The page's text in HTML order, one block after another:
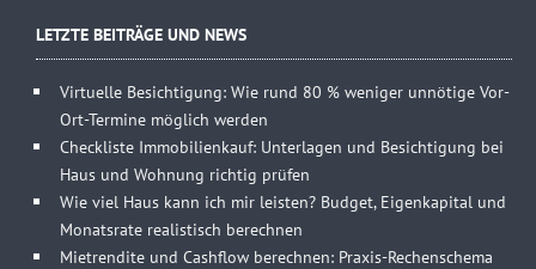
LETZTE BEITRÄGE UND NEWS
Virtuelle Besichtigung: Wie rund 80 % weniger unnötige Vor-
Ort-Termine möglich werden
Checkliste Immobilienkauf: Unterlagen und Besichtigung bei
Haus und Wohnung richtig prüfen
Wie viel Haus kann ich mir leisten? Budget, Eigenkapital und
Monatsrate realistisch berechnen
Mietrendite und Cashflow berechnen: Praxis-Rechenschema